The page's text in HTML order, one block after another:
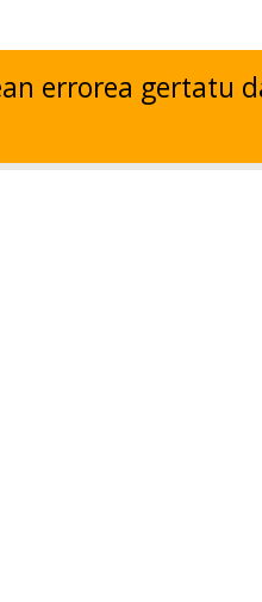
errorea gertatu